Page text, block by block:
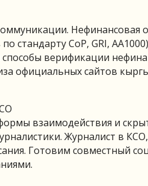
Нефинансовая
стандарту CoP, GRI,
верификации
официальных сайтов
взаимодействия и
Журналист в
Готовим совместный